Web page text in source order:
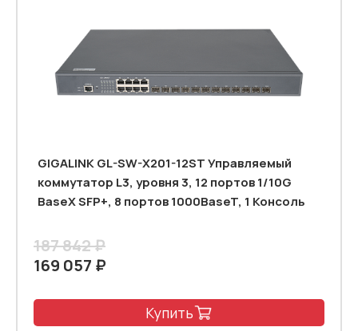
GIGALINK GL-SW-X201-12ST Управляемый
коммутатор L3, уровня 3, 12 портов 1/10G
BaseX SFP+, 8 портов 1000BaseT, 1 Консоль
187 842 ₽
169 057 ₽
Купить